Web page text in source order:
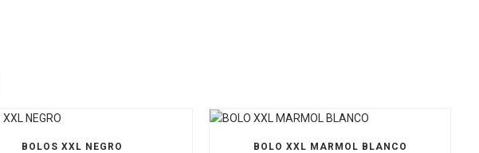
BOLOS XXL NEGRO BOLO XXL MARMOL BLANCO